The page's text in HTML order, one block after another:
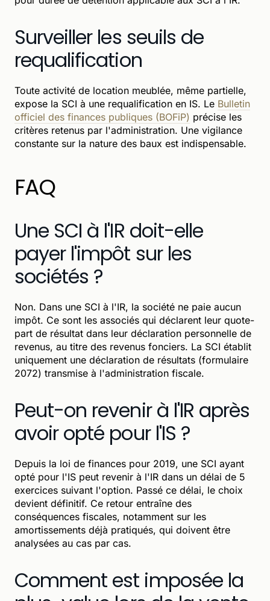
Surveiller les seuils de
requalification
Toute activité de location meublée, même partielle,
expose la SCI à une requalification en IS. Le Bulletin
officiel des finances publiques (BOFiP) précise les
critères retenus par l'administration. Une vigilance
constante sur la nature des baux est indispensable.
FAQ
Une SCI à l'IR doit-elle
payer l'impôt sur les
sociétés ?
Non. Dans une SCI à l'IR, la société ne paie aucun
impôt. Ce sont les associés qui déclarent leur quote-
part de résultat dans leur déclaration personnelle de
revenus, au titre des revenus fonciers. La SCI établit
uniquement une déclaration de résultats (formulaire
2072) transmise à l'administration fiscale.
Peut-on revenir à l'IR après
avoir opté pour l'IS ?
Depuis la loi de finances pour 2019, une SCI ayant
opté pour l'IS peut revenir à l'IR dans un délai de 5
exercices suivant l'option. Passé ce délai, le choix
devient définitif. Ce retour entraîne des
conséquences fiscales, notamment sur les
amortissements déjà pratiqués, qui doivent être
analysées au cas par cas.
Comment est imposée la